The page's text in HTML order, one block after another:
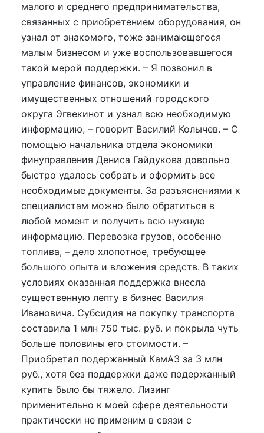
малого и среднего предпринимательства,
связанных с приобретением оборудования, он
узнал от знакомого, тоже занимающегося
малым бизнесом и уже воспользовавшегося
такой мерой поддержки. – Я позвонил в
управление финансов, экономики и
имущественных отношений городского
округа Эгвекинот и узнал всю необходимую
информацию, – говорит Василий Колычев. – С
помощью начальника отдела экономики
финуправления Дениса Гайдукова довольно
быстро удалось собрать и оформить все
необходимые документы. За разъяснениями к
специалистам можно было обратиться в
любой момент и получить всю нужную
информацию. Перевозка грузов, особенно
топлива, – дело хлопотное, требующее
большого опыта и вложения средств. В таких
условиях оказанная поддержка внесла
существенную лепту в бизнес Василия
Ивановича. Субсидия на покупку транспорта
составила 1 млн 750 тыс. руб. и покрыла чуть
больше половины его стоимости. –
Приобретал подержанный КамАЗ за 3 млн
руб., хотя без поддержки даже подержанный
купить было бы тяжело. Лизинг
применительно к моей сфере деятельности
практически не применим в связи с